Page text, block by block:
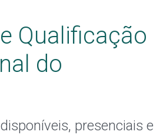
e Idiomas
Qualificação
do
presenciais e